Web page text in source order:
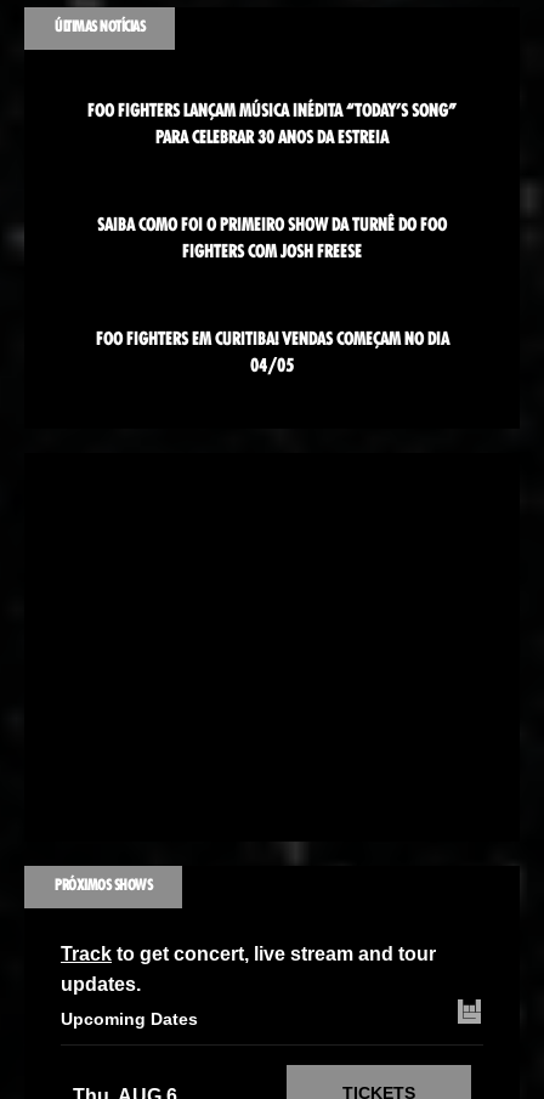
ÚLTIMAS NOTÍCIAS
FOO FIGHTERS LANÇAM MÚSICA INÉDITA “TODAY’S SONG”
PARA CELEBRAR 30 ANOS DA ESTREIA
SAIBA COMO FOI O PRIMEIRO SHOW DA TURNÊ DO FOO
FIGHTERS COM JOSH FREESE
FOO FIGHTERS EM CURITIBA! VENDAS COMEÇAM NO DIA
04/05
PRÓXIMOS SHOWS
Track to get concert, live stream and tour
updates.
Upcoming Dates
TICKETS